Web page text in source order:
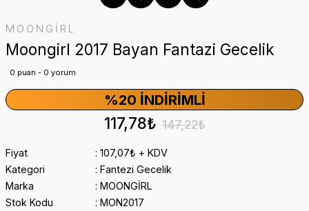
MOONGİRL
Moongirl 2017 Bayan Fantazi Gecelik
0 puan - 0 yorum
%20 İNDIRIMLI
117,78₺ 147,22₺
Fiyat
107,07₺ + KDV
Kategori
Fantezi Gecelik
Marka
MOONGİRL
Stok Kodu
MON2017